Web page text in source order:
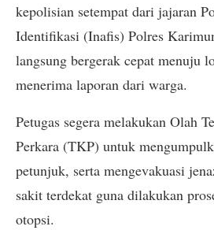
kepolisian setempat dari jajaran
Identifikasi (Inafis) Polres
langsung bergerak cepat menuju
menerima laporan dari warga.
Petugas segera melakukan Olah
Perkara (TKP) untuk
petunjuk, serta mengevakuasi
sakit terdekat guna dilakukan
otopsi.